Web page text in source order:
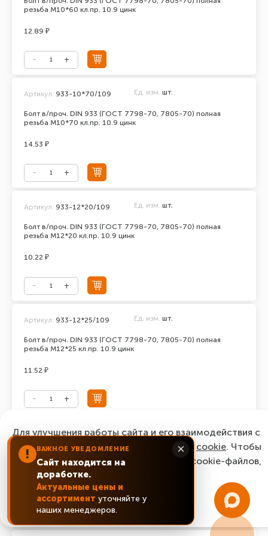
резьба М10*60 кл.пр. 10.9 цинк
12.89 ₽
Болт в/проч. DIN 933 (ГОСТ 7798-70, 7805-70) полная
резьба М10*70 кл.пр. 10.9 цинк
Артикул: 933-10*70/109 Ед. изм. шт.
14.53 ₽
Болт в/проч. DIN 933 (ГОСТ 7798-70, 7805-70) полная
резьба М12*20 кл.пр. 10.9 цинк
Артикул: 933-12*20/109 Ед. изм. шт.
10.22 ₽
Болт в/проч. DIN 933 (ГОСТ 7798-70, 7805-70) полная
резьба М12*25 кл.пр. 10.9 цинк
Артикул: 933-12*25/109 Ед. изм. шт.
11.52 ₽
Болт в/проч. DIN 933 (ГОСТ 7798-70, 7805-70) полная
резьба М12*30 кл.пр. 10.9 цинк
Артикул: 933-12*30/109 Ед. изм. шт.
11.12 ₽
! ВАЖНОЕ УВЕДОМЛЕНИЕ
Сайт находится на
доработке.
Актуальные цены и
ассортимент уточняйте у
наших менеджеров.
×
Для улучшения работы сайта и его взаимодействия с
пользователями мы используем файлы cookie. Чтобы
согласиться с нашим использованием cookie-файлов,
нажмите “Ок, понятно!”
ОК, понятно!